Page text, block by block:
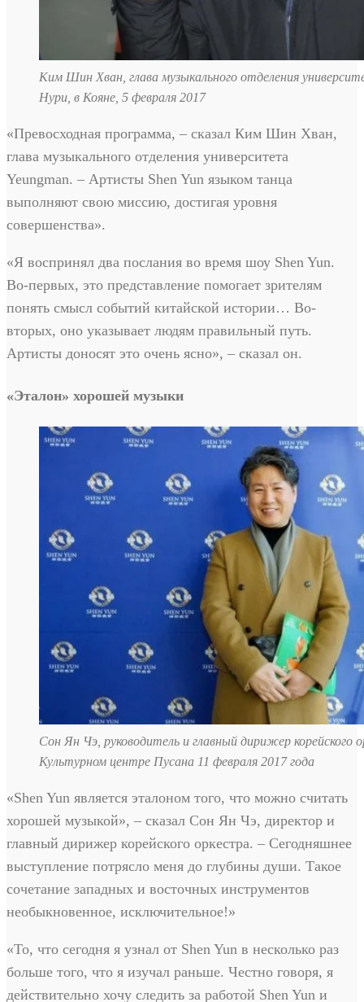
Ким Шин Хван, глава музыкального отделения
Нури, в Кояне, 5 февраля 2017
«Превосходная программа, – сказал Ким Шин Хван,
глава музыкального отделения университета
Yeungman. – Артисты Shen Yun языком танца
выполняют свою миссию, достигая уровня
совершенства».
«Я воспринял два послания во время шоу Shen Yun.
Во-первых, это представление помогает зрителям
понять смысл событий китайской истории… Во-
вторых, оно указывает людям правильный путь.
Артисты доносят это очень ясно», – сказал он.
«Эталон» хорошей музыки
Сон Ян Чэ, руководитель и главный дирижер корейского
Культурном центре Пусана 11 февраля 2017 года
«Shen Yun является эталоном того, что можно считать
хорошей музыкой», – сказал Сон Ян Чэ, директор и
главный дирижер корейского оркестра. – Сегодняшнее
выступление потрясло меня до глубины души. Такое
сочетание западных и восточных инструментов
необыкновенное, исключительное!»
«То, что сегодня я узнал от Shen Yun в несколько раз
больше того, что я изучал раньше. Честно говоря, я
действительно хочу следить за работой Shen Yun и